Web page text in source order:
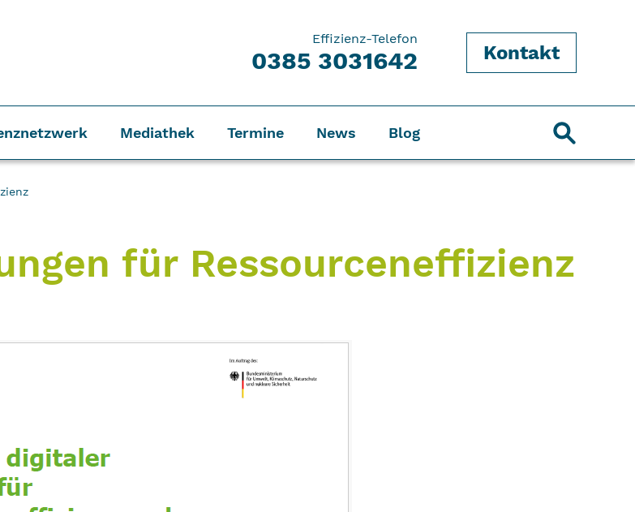
Effizienz-Telefon
0385 3031642 Kontakt
Mediathek Termine News Blog
für Ressourceneffizienz